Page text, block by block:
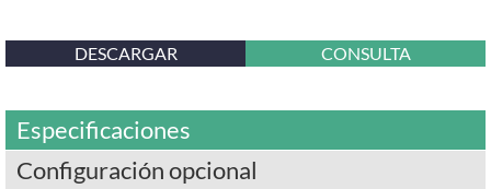
DESCARGAR CONSULTA
Especificaciones
Configuración opcional